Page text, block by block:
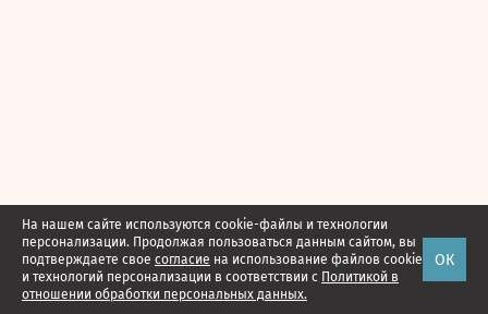
На нашем сайте используются cookie-файлы и технологии
персонализации. Продолжая пользоваться данным сайтом, вы
подтверждаете свое согласие на использование файлов cookie
и технологий персонализации в соответствии с Политикой в
отношении обработки персональных данных.
ОК